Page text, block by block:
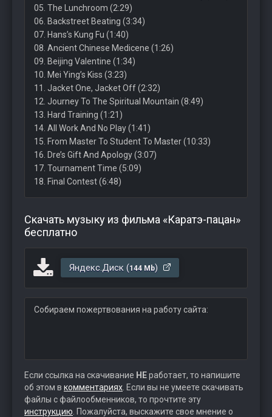
05. The Lunchroom (2:29)
06. Backstreet Beating (3:34)
07. Hans’s Kung Fu (1:40)
08. Ancient Chinese Medicene (1:26)
09. Beijing Valentine (1:34)
10. Mei Ying’s Kiss (3:23)
11. Jacket One, Jacket Off (2:32)
12. Journey To The Spiritual Mountain (8:49)
13. Hard Training (1:21)
14. All Work And No Play (1:41)
15. From Master To Student To Master (10:33)
16. Dre’s Gift And Apology (3:07)
17. Tournament Time (5:09)
18. Final Contest (6:48)
Скачать музыку из фильма «Каратэ-пацан»
бесплатно
Яндекс.Диск (144 Mb)
Собираем пожертвования на работу сайта:
Если ссылка на скачивание НЕработает, то напишите
об этом в комментариях . Если вы не умеете скачивать
файлы с файлообменников, то прочтите эту
инструкцию . Пожалуйста, выскажите свое мнение о